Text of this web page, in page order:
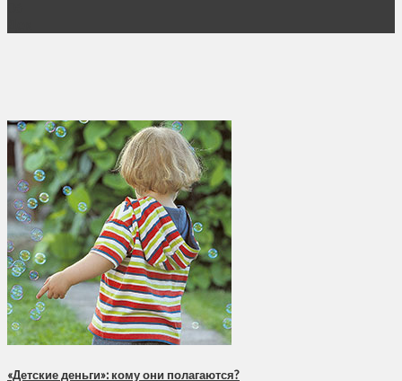
«Детские деньги»: кому они полагаются?